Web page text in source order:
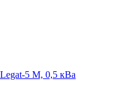
Legat-5 М, 0,5 кВа